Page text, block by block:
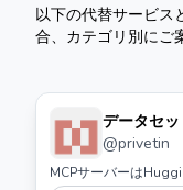
以下の代替サービス
合、カテゴリ別にご
データセ
@privetin
MCPサーバーは